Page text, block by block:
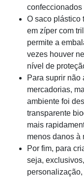
confeccionados
O saco plástico
em zíper com
permite a
vezes houver
nível de
Para suprir não
mercadorias,
ambiente foi
transparente
mais
menos danos à
Por fim, para
seja,